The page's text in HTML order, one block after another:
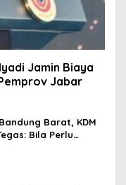
Jamin Biaya
Jabar
Barat, KDM
Bila Perlu